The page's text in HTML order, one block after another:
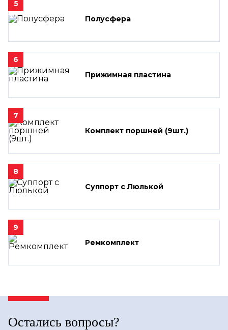
5
Полусфера
6
Прижимная пластина
7
Комплект поршней (9шт.)
8
Суппорт с Люлькой
9
Ремкомплект
Остались вопросы?